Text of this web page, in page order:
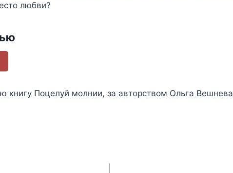
любви?
книгу Поцелуй молнии, за авторством Ольга Вешнева